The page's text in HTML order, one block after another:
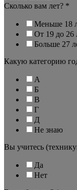
Сколько вам лет? *
Меньше 18
От 19 до 26
Больше 27
Какую категорию
А
Б
В
Г
Д
Не знаю
Вы учитесь
Да
Нет